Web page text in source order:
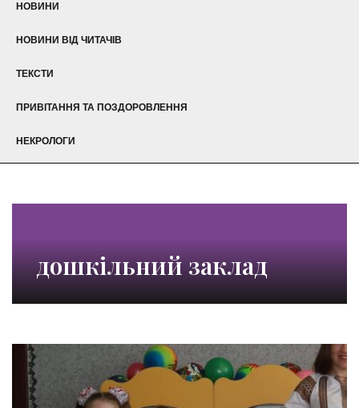
НОВИНИ
НОВИНИ ВІД ЧИТАЧІВ
ТЕКСТИ
ПРИВІТАННЯ ТА ПОЗДОРОВЛЕННЯ
НЕКРОЛОГИ
дошкільний заклад